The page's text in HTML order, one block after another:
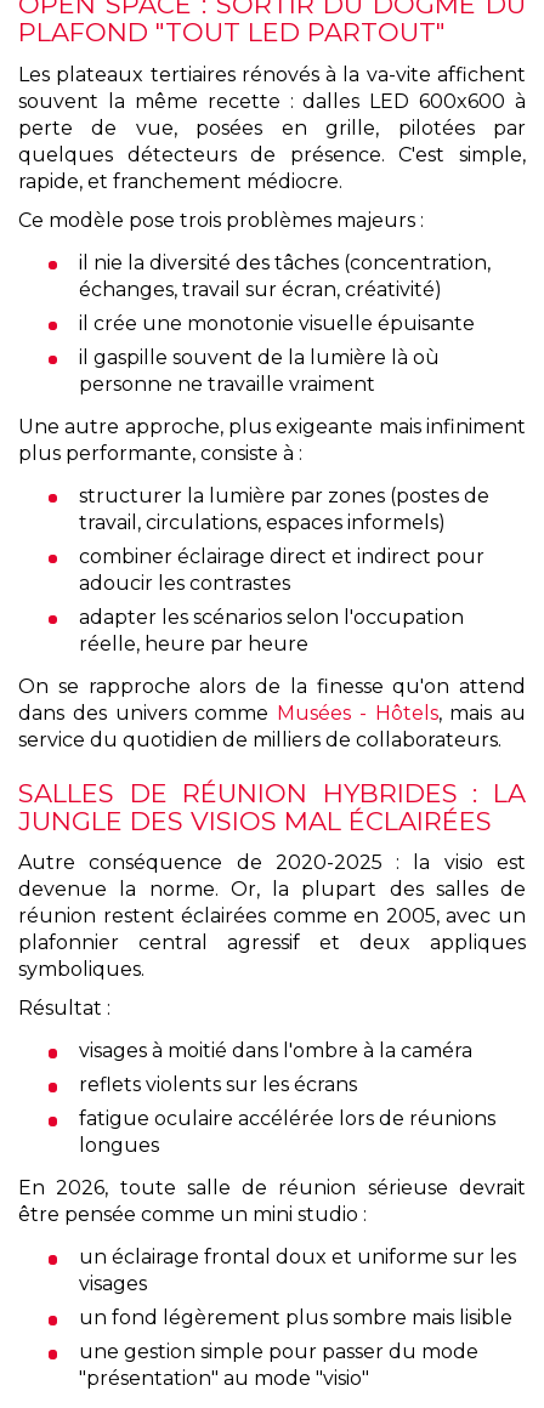
PLAFOND "TOUT LED PARTOUT"
Les plateaux tertiaires rénovés à la va-vite affichent
souvent la même recette : dalles LED 600x600 à
perte de vue, posées en grille, pilotées par
quelques détecteurs de présence. C'est simple,
rapide, et franchement médiocre.
Ce modèle pose trois problèmes majeurs :
il nie la diversité des tâches (concentration,
échanges, travail sur écran, créativité)
il crée une monotonie visuelle épuisante
il gaspille souvent de la lumière là où
personne ne travaille vraiment
Une autre approche, plus exigeante mais infiniment
plus performante, consiste à :
structurer la lumière par zones (postes de
travail, circulations, espaces informels)
combiner éclairage direct et indirect pour
adoucir les contrastes
adapter les scénarios selon l'occupation
réelle, heure par heure
On se rapproche alors de la finesse qu'on attend
dans des univers comme Musées - Hôtels, mais au
service du quotidien de milliers de collaborateurs.
SALLES DE RÉUNION HYBRIDES : LA
JUNGLE DES VISIOS MAL ÉCLAIRÉES
Autre conséquence de 2020-2025 : la visio est
devenue la norme. Or, la plupart des salles de
réunion restent éclairées comme en 2005, avec un
plafonnier central agressif et deux appliques
symboliques.
Résultat :
visages à moitié dans l'ombre à la caméra
reflets violents sur les écrans
fatigue oculaire accélérée lors de réunions
longues
En 2026, toute salle de réunion sérieuse devrait
être pensée comme un mini studio :
un éclairage frontal doux et uniforme sur les
visages
un fond légèrement plus sombre mais lisible
une gestion simple pour passer du mode
"présentation" au mode "visio"